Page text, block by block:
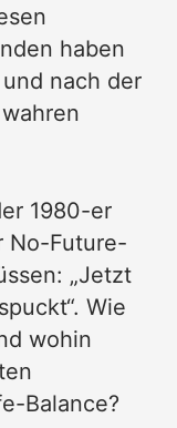
haben
nach der
1980-er
No-Future-
„Jetzt
Wie
wohin
Balance?